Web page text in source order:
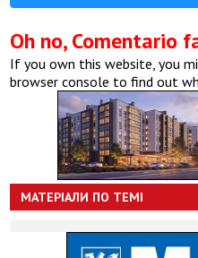
Oh no, Comentario
If you own this website, you
browser console to find out
МАТЕРІАЛИ ПО ТЕМІ